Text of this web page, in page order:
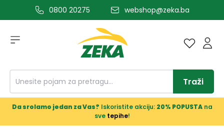
glavni sadržaj0800 20275 webshop@zeka.ba
Traži
Da srolamo jedan za Vas? Iskoristite akciju: 20% POPUSTAna
sve tepihe!